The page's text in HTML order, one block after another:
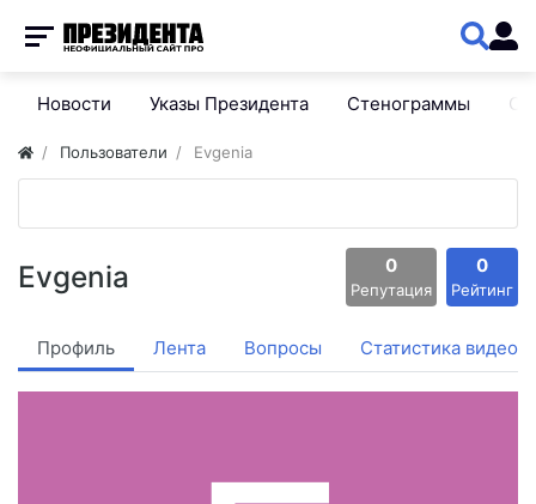
Новости Указы Президента Стенограммы
Пользователи Evgenia
Evgenia 0
Репутация
0
Рейтинг
Профиль Лента Вопросы Статистика видео